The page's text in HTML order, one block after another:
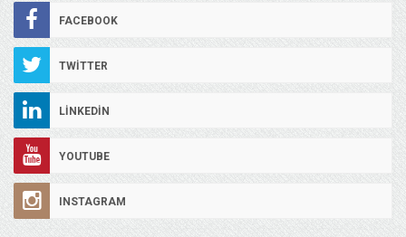
FACEBOOK
TWITTER
LINKEDIN
YOUTUBE
INSTAGRAM